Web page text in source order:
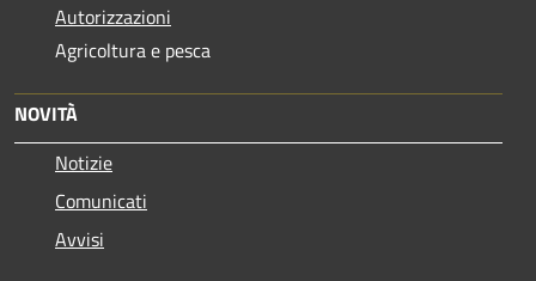
Autorizzazioni
Agricoltura e pesca
NOVITÀ
Notizie
Comunicati
Avvisi